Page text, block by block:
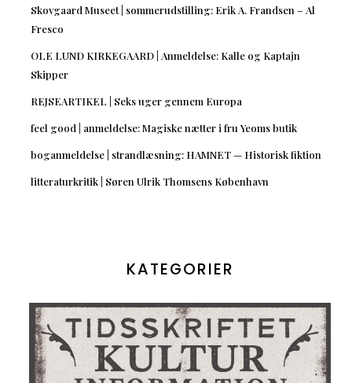
Skovgaard Museet | sommerudstilling: Erik A. Frandsen – Al
Fresco
OLE LUND KIRKEGAARD | Anmeldelse: Kalle og Kaptajn
Skipper
REJSEARTIKEL | Seks uger gennem Europa
feel good | anmeldelse: Magiske nætter i fru Yeoms butik
boganmeldelse | strandlæsning: HAMNET — Historisk fiktion
litteraturkritik | Søren Ulrik Thomsens København
KATEGORIER